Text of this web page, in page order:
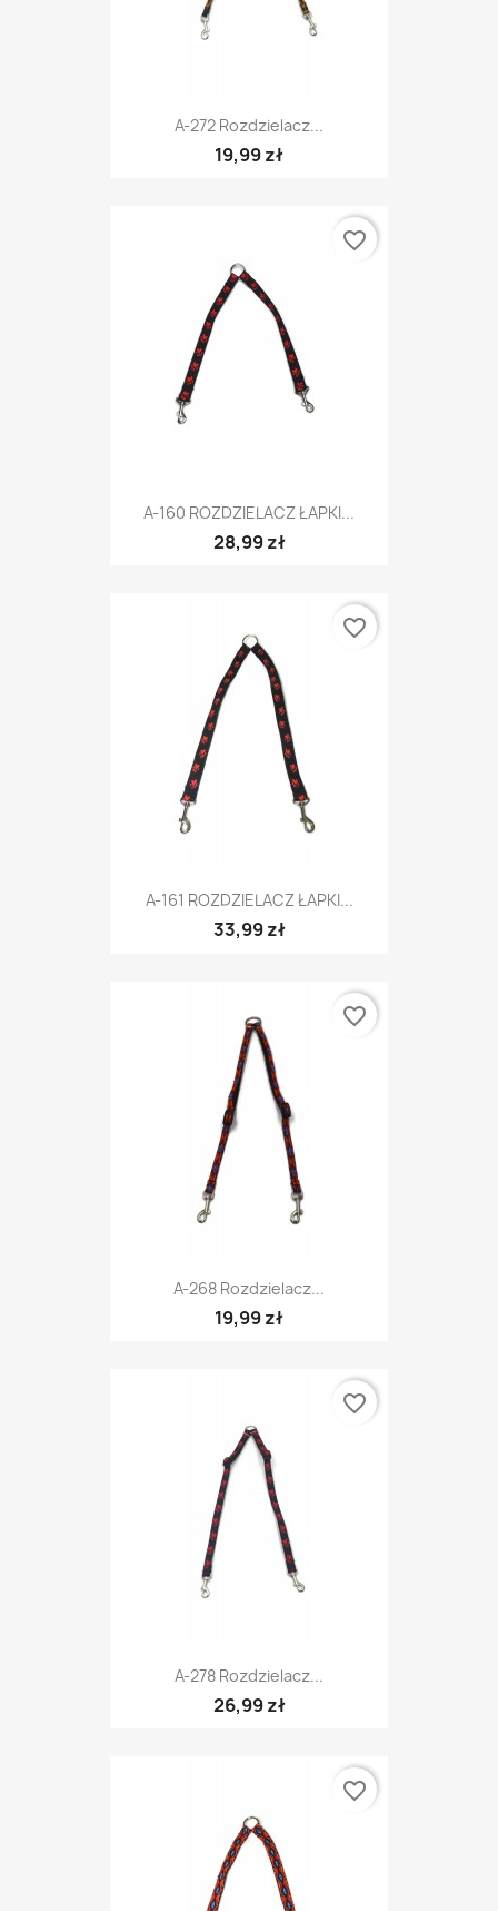
A-272 Rozdzielacz...
19,99 zł
A-160 ROZDZIELACZ ŁAPKI...
28,99 zł
favorite_border
A-161 ROZDZIELACZ ŁAPKI...
33,99 zł
favorite_border
A-268 Rozdzielacz...
19,99 zł
favorite_border
A-278 Rozdzielacz...
26,99 zł
favorite_border
favorite_border